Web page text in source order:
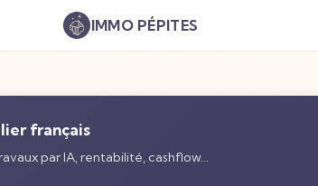
IMMOPÉPITES
français
par IA, rentabilité, cashflow…